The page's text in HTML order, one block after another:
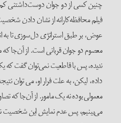
چنین کسی از دو جوان دوست‌داشتنی
فیلم محافظه‌کارانه از نشان دادن
عوض، بر طبق استراتژی دل‌سوزی تا به
معصوم دو جوان قربانی است. از آن‌جا
ندیده، پس با قاطعیت نمی‌توان گفت که
داده، لیکن، به علت فرار او، می توان
معمولی بوده نه یک مامور. از آن‌جا که
می‌بینیم، پس عدم نمایش این شخصیت